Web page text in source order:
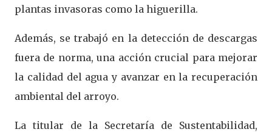
plantas invasoras como la higuerilla.
Además, se trabajó en la detección de descargas
fuera de norma, una acción crucial para mejorar
la calidad del agua y avanzar en la recuperación
ambiental del arroyo.
La titular de la Secretaría de Sustentabilidad,